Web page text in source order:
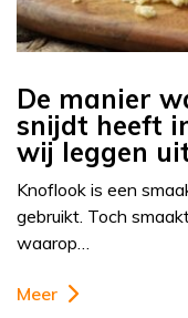
De manier
snijdt heeft
wij leggen
Knoflook is een
gebruikt. Toch
waarop…
Meer